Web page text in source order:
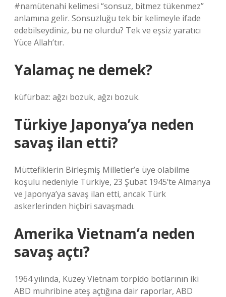
#namütenahi kelimesi “sonsuz, bitmez tükenmez”
anlamına gelir. Sonsuzluğu tek bir kelimeyle ifade
edebilseydiniz, bu ne olurdu? Tek ve eşsiz yaratıcı
Yüce Allah’tır.
Yalamaç ne demek?
küfürbaz: ağzı bozuk, ağzı bozuk.
Türkiye Japonya’ya neden
savaş ilan etti?
Müttefiklerin Birleşmiş Milletler’e üye olabilme
koşulu nedeniyle Türkiye, 23 Şubat 1945’te Almanya
ve Japonya’ya savaş ilan etti, ancak Türk
askerlerinden hiçbiri savaşmadı.
Amerika Vietnam’a neden
savaş açtı?
1964 yılında, Kuzey Vietnam torpido botlarının iki
ABD muhribine ateş açtığına dair raporlar, ABD